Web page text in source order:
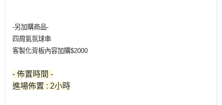
-另加購商品-
四周氣氛球串
客製化背板內容加購$2000
- 佈置時間 -
進場佈置 : 2小時